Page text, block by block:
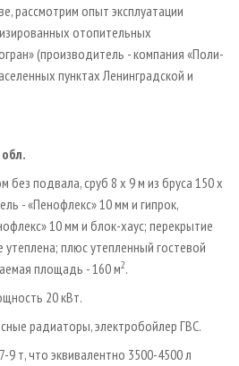
рассмотрим опыт эксплуатации
отопительных
(производитель - компания «Поли-
пунктах Ленинградской и
подвала, сруб 8 х 9 м из бруса 150 х
- «Пенофлекс» 10 мм и гипрок,
10 мм и блок­-хаус; перекрытие
плюс утепленный гостевой
площадь - 160 м2.
20 кВт.
радиаторы, электробойлер ГВС.
т, что эквивалентно 3500-4500 л